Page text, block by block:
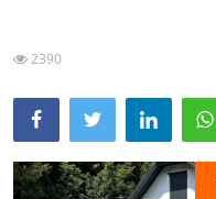
2390